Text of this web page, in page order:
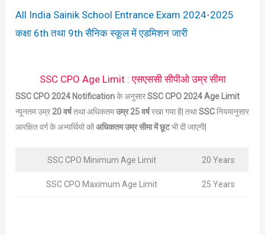
All India Sainik School Entrance Exam 2024-2025
कक्षा 6th तथा 9th सैनिक स्कूल में एडमिशन जारी
SSC CPO Age Limit : एसएससी सीपीओ उम्र सीमा
SSC CPO 2024 Notificationके अनुसारSSC CPO 2024 Age Limit
न्यूनतम उम्र 20 वर्षतथा अधिकतमउम्र 25 वर्षरखा गया है| तथाSSCनियमानुसार
आरक्षित वर्ग के अभ्यर्थियो कोअधिकतम उम्र सीमा में छूटभी दी जाएगी|
SSC CPO Minimum Age Limit 20 Years
SSC CPO Maximum Age Limit 25 Years